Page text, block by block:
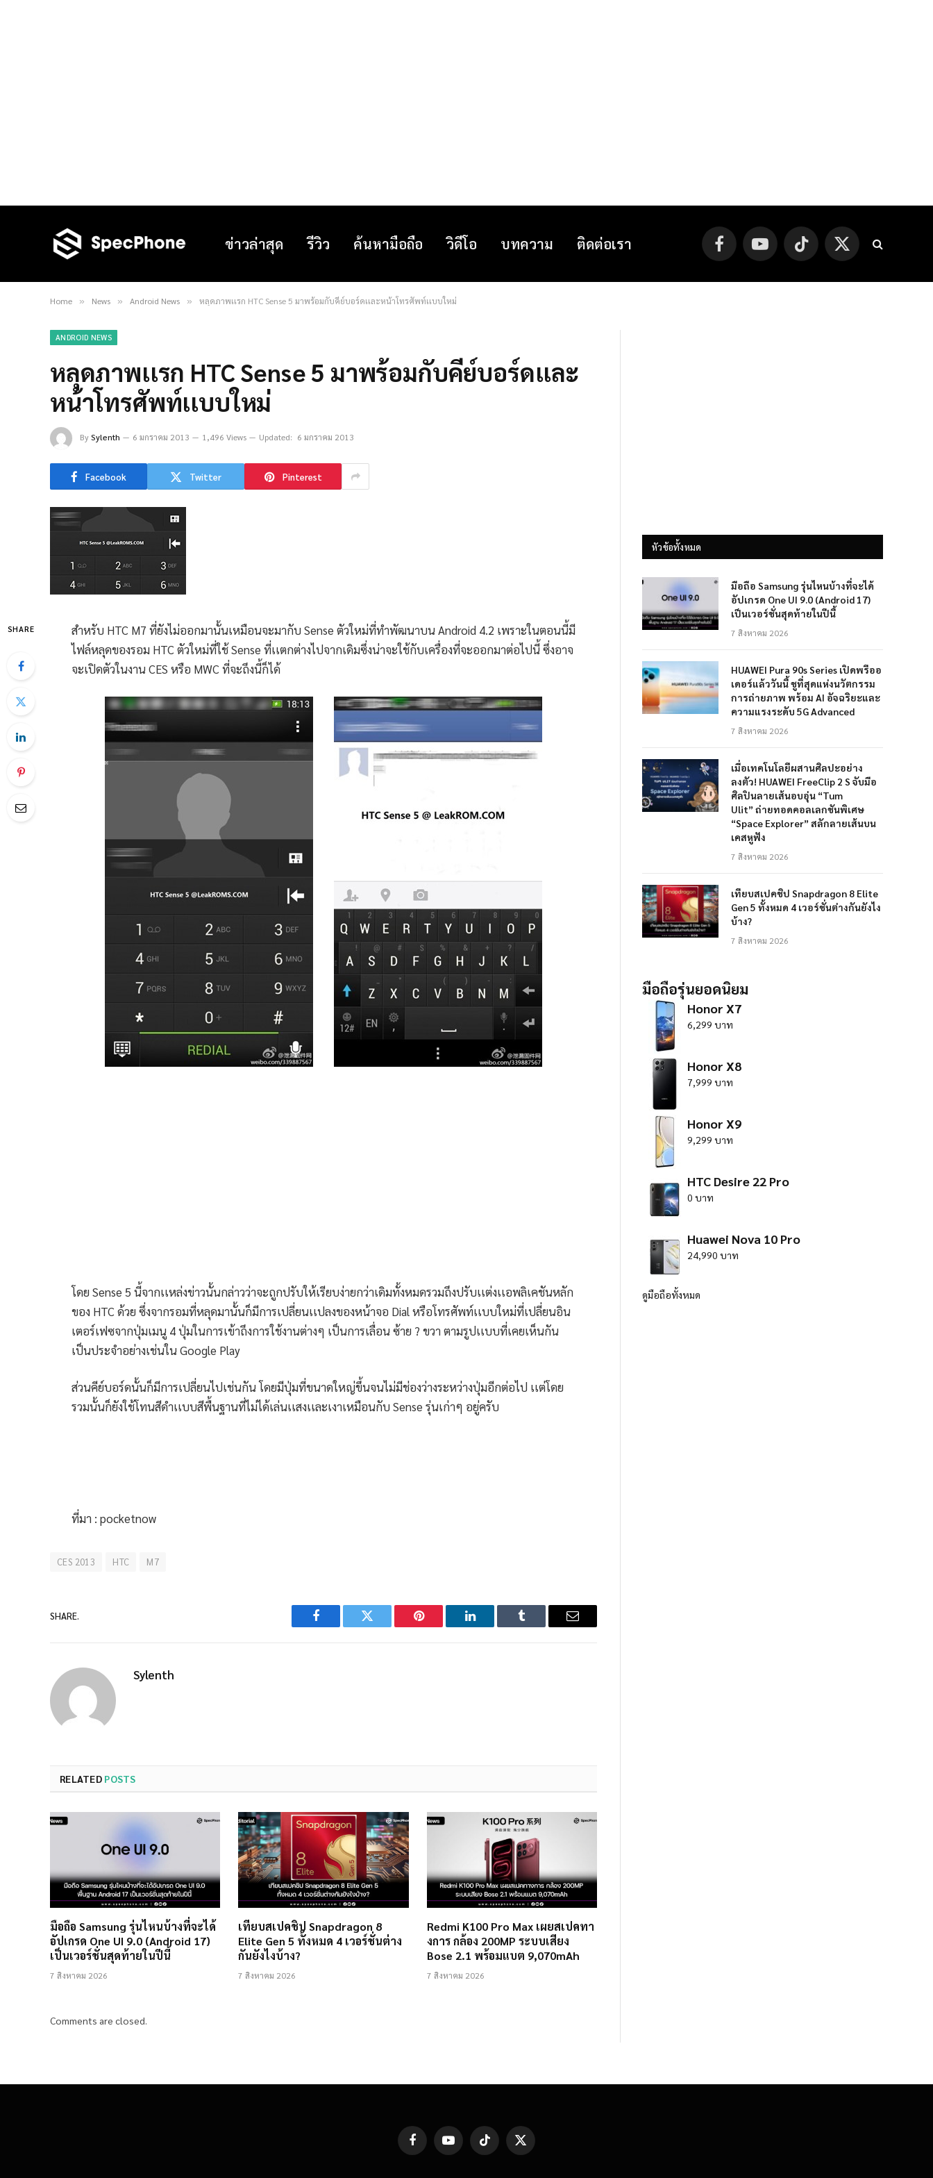
ข่าวล่าสุด รีวิว ค้นหามือถือ วิดีโอ บทความ ติดต่อเรา FacebookYouTube TikTok
X
(Twitter)
Home » News » Android News » หลุดภาพเเรก HTC Sense 5 มาพร้อมกับคีย์บอร์ดเเละหน้าโทรศัพท์เเบบใหม่
ANDROID NEWS
หลุดภาพเเรก HTC Sense 5 มาพร้อมกับคีย์บอร์ดเเละ
หน้าโทรศัพท์เเบบใหม่
BySylenth 6 มกราคม 2013 1,496 Views Updated: 6 มกราคม 2013
Facebook Twitter Pinterest
SHARE
สำหรับ HTC M7 ที่ยังไม่ออกมานั้นเหมือนจะมากับ Sense ตัวใหม่ที่ทำพัฒนาบน Android 4.2 เพราะในตอนนี้มี
ไฟล์หลุดของรอม HTC ตัวใหม่ที่ใช้ Sense ที่เเตกต่างไปจากเดิมซึ่งน่าจะใช้กับเครื่องที่จะออกมาต่อไปนี้ ซึ่งอาจ
จะเปิดตัวในงาน CES หรือ MWC ที่จะถึงนี้ก็ได้
โดย Sense 5 นี้จากเเหล่งข่าวนั้นกล่าวว่าจะถูกปรับให้เรียบง่ายกว่าเดิมทั้งหมดรวมถึงปรับเเต่งเเอพลิเคชันหลัก
ของ HTC ด้วย ซึ่งจากรอมที่หลุดมานั้นก็มีการเปลี่ยนเเปลงของหน้าจอ Dial หรือโทรศัพท์เเบบใหม่ที่เปลี่ยนอิน
เตอร์เฟซจากปุ่มเมนู 4 ปุ่มในการเข้าถึงการใช้งานต่างๆ เป็นการเลื่อน ซ้าย ? ขวา ตามรูปเเบบที่เคยเห็นกัน
เป็นประจำอย่างเช่นใน Google Play
ส่วนคีย์บอร์ดนั้นก็มีการเปลี่ยนไปเช่นกัน โดยมีปุ่มที่ขนาดใหญ่ขึ้นจนไม่มีช่องว่างระหว่างปุ่มอีกต่อไป เเต่โดย
รวมนั้นก็ยังใช้โทนสีดำเเบบสีพื้นฐานที่ไม่ได้เล่นเเสงเเละเงาเหมือนกับ Sense รุ่นเก่าๆ อยู่ครับ
ที่มา : pocketnow
CES 2013 HTC M7
SHARE.
Facebook Twitter Pinterest LinkedIn Tumblr Email
Sylenth
RELATED POSTS
มือถือ Samsung รุ่นไหนบ้างที่จะได้
อัปเกรด One UI 9.0 (Android 17)
เป็นเวอร์ชั่นสุดท้ายในปีนี้
7 สิงหาคม 2026
เทียบสเปคชิป Snapdragon 8
Elite Gen 5 ทั้งหมด 4 เวอร์ชั่นต่าง
กันยังไงบ้าง?
7 สิงหาคม 2026
Redmi K100 Pro Max เผยสเปคทา
งการ กล้อง 200MP ระบบเสียง
Bose 2.1 พร้อมแบต 9,070mAh
7 สิงหาคม 2026
Comments are closed.
หัวข้อทั้งหมด
มือถือ Samsung รุ่นไหนบ้างที่จะได้
อัปเกรด One UI 9.0 (Android 17)
เป็นเวอร์ชั่นสุดท้ายในปีนี้
7 สิงหาคม 2026
HUAWEI Pura 90s Series เปิดพรีออ
เดอร์แล้ววันนี้ ชูที่สุดแห่งนวัตกรรม
การถ่ายภาพ พร้อม AI อัจฉริยะและ
ความแรงระดับ 5G Advanced
7 สิงหาคม 2026
เมื่อเทคโนโลยีผสานศิลปะอย่าง
ลงตัว! HUAWEI FreeClip 2 S จับมือ
ศิลปินลายเส้นอบอุ่น “Tum
Ulit” ถ่ายทอดคอลเลกชันพิเศษ
“Space Explorer” สลักลายเส้นบน
เคสหูฟัง
7 สิงหาคม 2026
เทียบสเปคชิป Snapdragon 8 Elite
Gen 5 ทั้งหมด 4 เวอร์ชั่นต่างกันยังไง
บ้าง?
7 สิงหาคม 2026
มือถือรุ่นยอดนิยม
Honor X7
6,299 บาท
Honor X8
7,999 บาท
Honor X9
9,299 บาท
HTC Desire 22 Pro
0 บาท
Huawei Nova 10 Pro
24,990 บาท
ดูมือถือทั้งหมด
FacebookYouTube TikTok
X
(Twitter)